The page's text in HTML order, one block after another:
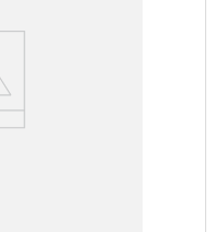
- Lyor